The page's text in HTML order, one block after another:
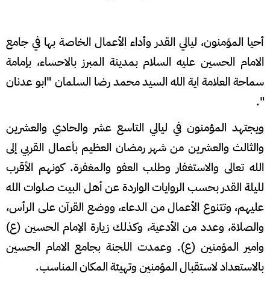
أحيا المؤمنون، ليالي القدر وأداء الأعمال الخاصة بها في جامع
الامام الحسين عليه السلام بمدينة المبرز بالاحساء، بإمامة
سماحة العلامة اية الله السيد محمد رضا السلمان "ابو عدنان
".
ويجتهد المؤمنون في ليالي التاسع عشر والحادي والعشرين
والثالث والعشرين من شهر رمضان العظيم بأعمال القربي إلى
الله تعالى والاستغفار وطلب العفو والمغفرة. كونهم الأقرب
لليلة القدر بحسب الروايات الواردة عن أهل البيت صلوات الله
عليهم، وتتنوع الأعمال من الدعاء، ووضع القرآن على الرأس،
والصلاة، وعدد من الأدعية، وكذلك زيارة الإمام الحسين (ع)
وامير المؤمنين (ع). وعمدت اللجنة بجامع الامام الحسين
بالاستعداد لاستقبال المؤمنين وتهيئة المكان المناسب.